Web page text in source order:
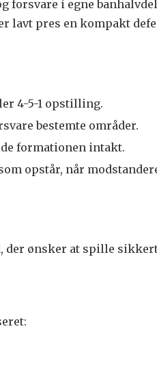
i egne
lavt pres en kompakt
4-5-1 opstilling.
bestemte områder.
formationen intakt.
opstår, når
ønsker at spille